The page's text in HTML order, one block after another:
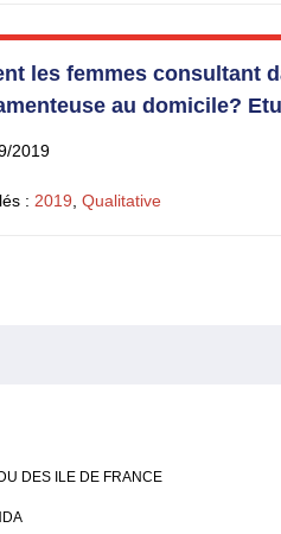
les femmes consultant
au domicile?
2019
: 2019 Qualitative
DES ILE DE FRANCE